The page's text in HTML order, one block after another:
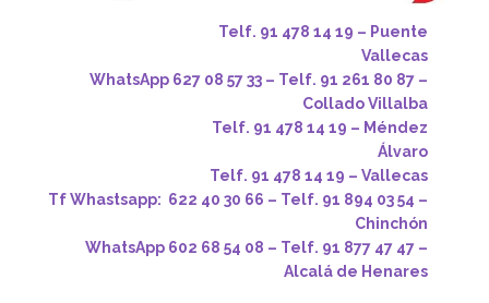
Telf. 91 478 14 19 – Puente
Vallecas
WhatsApp 627 08 57 33 – Telf. 91 261 80 87 –
Collado Villalba
Telf. 91 478 14 19 – Méndez
Álvaro
Telf. 91 478 14 19 – Vallecas
Tf Whastsapp: 622 40 30 66 – Telf. 91 894 03 54 –
Chinchón
WhatsApp 602 68 54 08 – Telf. 91 877 47 47 –
Alcalá de Henares